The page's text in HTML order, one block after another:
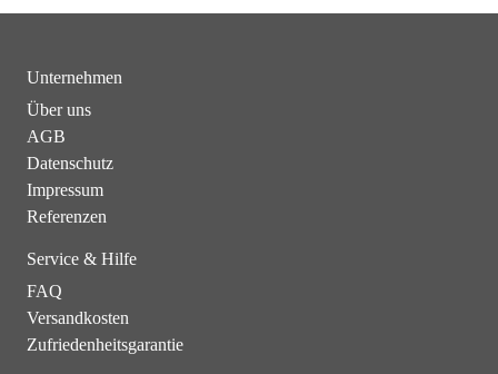
Unternehmen
Über uns
AGB
Datenschutz
Impressum
Referenzen
Service & Hilfe
FAQ
Versandkosten
Zufriedenheitsgarantie